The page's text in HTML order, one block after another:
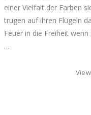
einer Vielfalt der Farben
trugen auf ihren Flügeln
Feuer in die Freiheit wenn
…
View